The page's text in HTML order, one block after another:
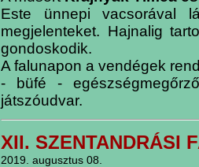
Este ünnepi vacsorával
megjelenteket. Hajnalig
gondoskodik.
A falunapon a vendégek
- büfé -
játszóudvar.
XII. SZENTANDRÁSI
2019. augusztus 08.